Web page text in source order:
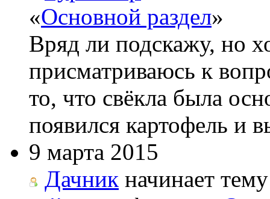
«Основной раздел»
Вряд ли подскажу, но
присматриваюсь к
то, что свёкла была
появился картофель и
9 марта 2015
Дачник начинает